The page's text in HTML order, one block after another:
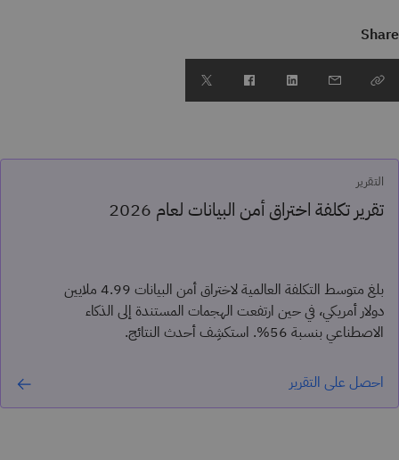
Share
التقرير
تقرير تكلفة اختراق أمن البيانات لعام 2026
بلغ متوسط التكلفة العالمية لاختراق أمن البيانات 4.99 ملايين
دولار أمريكي، في حين ارتفعت الهجمات المستندة إلى الذكاء
الاصطناعي بنسبة 56%. استكشِف أحدث النتائج.
احصل على التقرير